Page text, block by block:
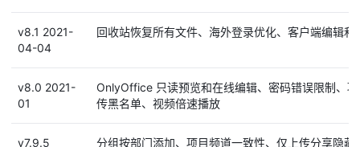
v8.1 2021-
04-04
回收站恢复所有文件、海外登录优化、客户端编辑和
v8.0 2021-
01
OnlyOffice 只读预览和在线编辑、密码错误限制、
传黑名单、视频倍速播放
v7.9.5
分组按部门添加、项目频道一致性、仅上传分享隐